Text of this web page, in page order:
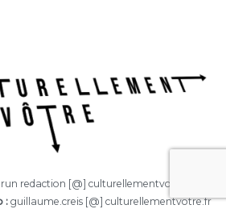
redaction [@] culturellementvotre.fr
: guillaume.creis [@] culturellementvotre.fr